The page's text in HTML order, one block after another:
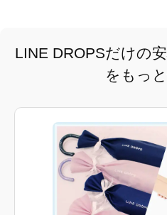
LINE DROPSだけの
をもっ